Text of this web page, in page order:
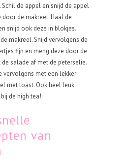
de appel en snijd de appel
door de makreel. Haal de
snijd ook deze in blokjes.
makreel. Snijd vervolgens de
fijn en meng deze door de
salade af met de peterselie.
vervolgens met een lekker
met toast. Ook heel leuk
de high tea!
van